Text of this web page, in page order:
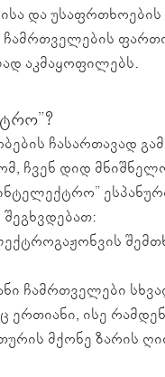
და უსაფრთხოების
აკმაყოფილებს.
ჩასართავად
ჩვენ დიდ
ესპანური
ჩამრთველები
ისე
მქონე ზარის